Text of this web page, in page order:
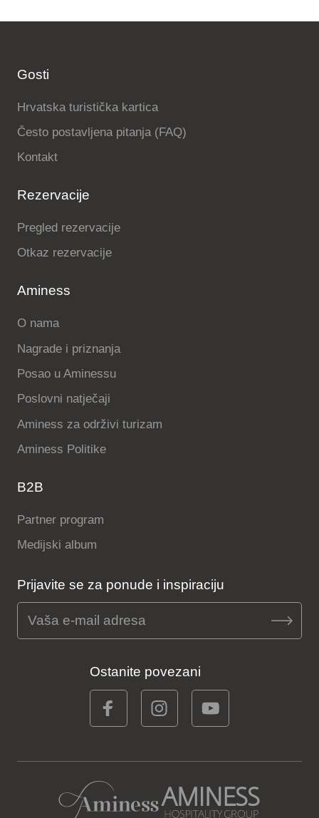
Gosti
Hrvatska turistička kartica
Često postavljena pitanja (FAQ)
Kontakt
Rezervacije
Pregled rezervacije
Otkaz rezervacije
Aminess
O nama
Nagrade i priznanja
Posao u Aminessu
Poslovni natječaji
Aminess za održivi turizam
Aminess Politike
B2B
Partner program
Medijski album
Prijavite se za ponude i inspiraciju
Ostanite povezani